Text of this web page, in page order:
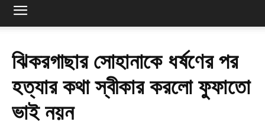
ঝিকরগাছার সোহানাকে ধর্ষণের পর
হত্যার কথা স্বীকার করলো ফুফাতো
ভাই নয়ন